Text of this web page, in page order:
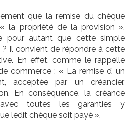
que la remise du chèque
la propriété de la provision ».
pour autant que cette simple
Il convient de répondre à cette
En effet, comme le rappelle
commerce : « La remise d’ un
acceptée par un créancier,
En conséquence, la créance
avec toutes les garanties y
ledit chèque soit payé ».